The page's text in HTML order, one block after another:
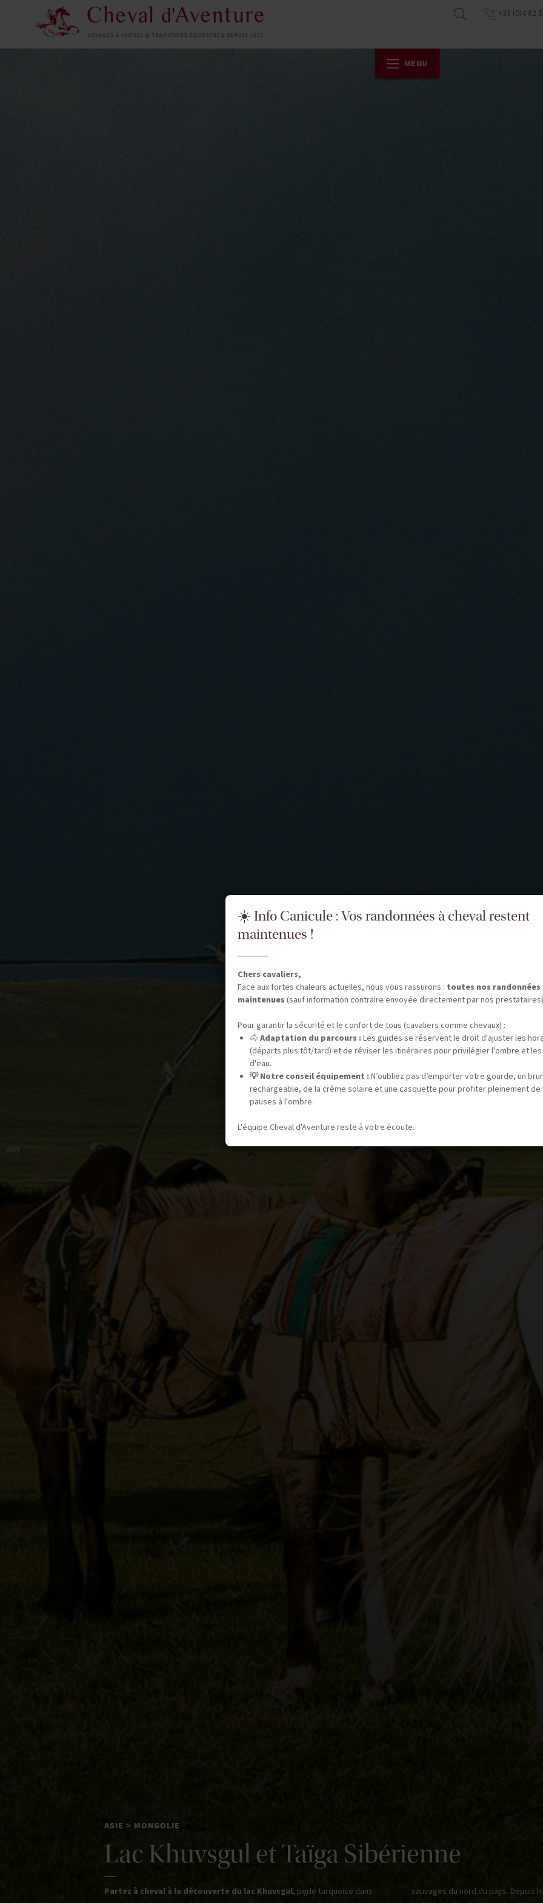
+33 (0)4 82
MENU
ASIE > MONGOLIE
Lac Khuvsgul et Taïga Sibérienne
Partez à cheval à la découverte du lac Khuvsgul, perle turquoise dans
sauvages du nord du pays. Depuis
☀️ Info Canicule : Vos randonnées à cheval restent
maintenues !
Chers cavaliers,
Face aux fortes chaleurs actuelles, nous vous rassurons : toutes nos
maintenues (sauf information contraire envoyée directement par nos
Pour garantir la sécurité et le confort de tous (cavaliers comme chevaux) :
🐴 Adaptation du parcours :Les guides se réservent le droit d'ajuster les
(départs plus tôt/tard) et de réviser les itinéraires pour privilégier l'ombre et
d'eau.
💡 Notre conseil équipement :N’oubliez pas d’emporter votre gourde, un
rechargeable, de la crème solaire et une casquette pour profiter pleinement de
pauses à l'ombre.
L'équipe Cheval d'Aventure reste à votre écoute.